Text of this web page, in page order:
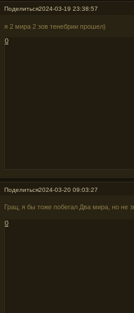
Поделиться2024-03-19 23:38:57
я 2 мира 2 зов тенебрии прошел)
0
Поделиться2024-03-20 09:03:27
Грац, я бы тоже побегал Два мира, но не
0